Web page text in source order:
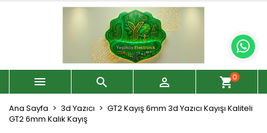
   shopping_cart0
Ana Sayfa 3d Yazıcı
GT2 Kayış 6mm 3d Yazıcı Kayışı Kaliteli
GT2 6mm Kalık Kayış